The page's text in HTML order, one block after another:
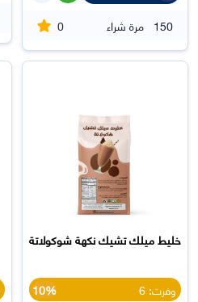
150 مرة شراء 0
خليط ميلك تشيك نكهة شوكولاتة
وفرت: 6 10%